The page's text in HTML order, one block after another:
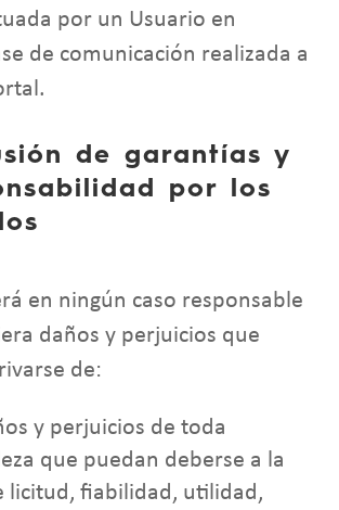
por un Usuario en
de comunicación realizada a
de garantías y
por los
en ningún caso responsable
daños y perjuicios que
de:
y perjuicios de toda
que puedan deberse a la
licitud, fiabilidad, utilidad,